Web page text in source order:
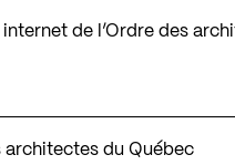
de l’Ordre des
architectes du Québec